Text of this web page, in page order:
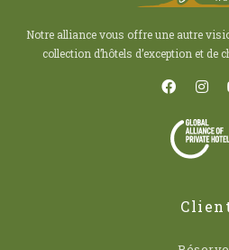
Notre alliance vous offre une autre
collection d’hôtels d’exception et de